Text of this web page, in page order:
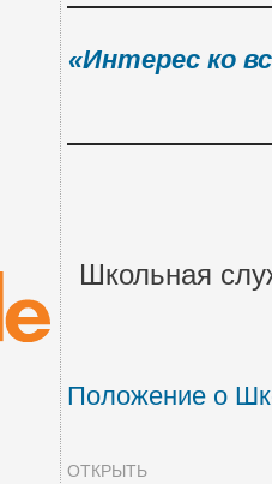
«Интерес ко
Школьная
Положение о
ОТКРЫТЬ